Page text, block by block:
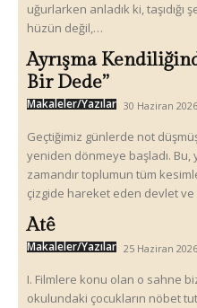
uğurlarken anladık ki, taşıdığı
hüzün değil,…
Ayrışma
Bir Dede”
Makaleler/Yazılar 30 Haziran 2026
Geçtiğimiz günlerde not
yeniden dönmeye başladı.
zamandır toplumun tüm
çizgide hareket eden devlet
Atê
Makaleler/Yazılar 25 Haziran 2026
I. Filmlere konu olan o sahne
okulundaki çocukların nöbet